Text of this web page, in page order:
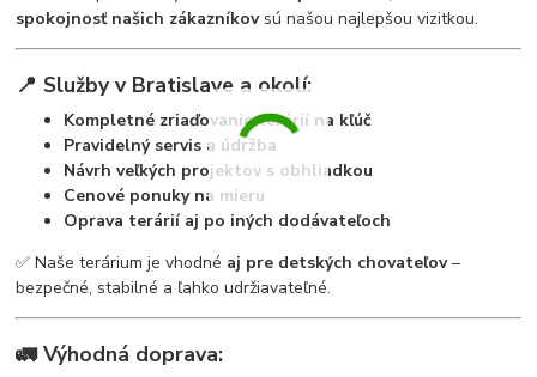
spokojnosť našich zákazníkovsú našou najlepšou vizitkou.
📍 Služby v Bratislave a okolí:
Kompletné zriaďovanie terárií na kľúč
Pravidelný servis a údržba
Návrh veľkých projektov s obhliadkou
Cenové ponuky na mieru
Oprava terárií aj po iných dodávateľoch
✅ Naše terárium je vhodné aj pre detských chovateľov–
bezpečné, stabilné a ľahko udržiavateľné.
🚛 Výhodná doprava: